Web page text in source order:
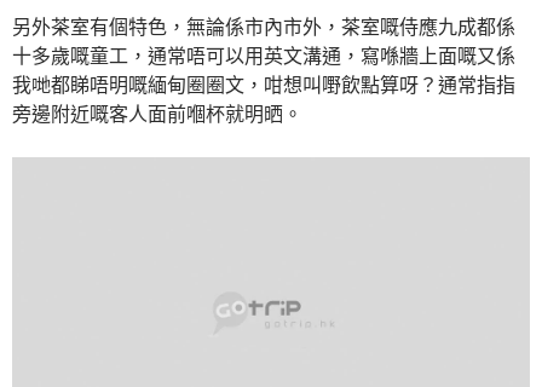
另外茶室有個特色，無論係市內市外，茶室嘅侍應九成都係
十多歲嘅童工，通常唔可以用英文溝通，寫喺牆上面嘅又係
我哋都睇唔明嘅緬甸圈圈文，咁想叫嘢飲點算呀？通常指指
旁邊附近嘅客人面前嗰杯就明晒。